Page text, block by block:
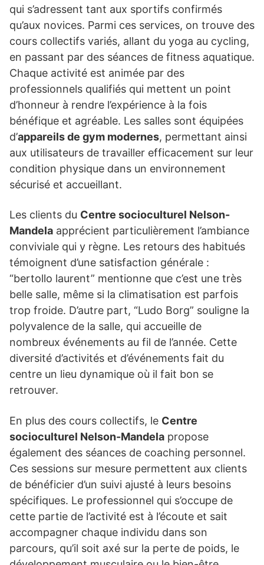
qui s’adressent tant aux sportifs confirmés
qu’aux novices. Parmi ces services, on trouve des
cours collectifs variés, allant du yoga au cycling,
en passant par des séances de fitness aquatique.
Chaque activité est animée par des
professionnels qualifiés qui mettent un point
d’honneur à rendre l’expérience à la fois
bénéfique et agréable. Les salles sont équipées
d’appareils de gym modernes, permettant ainsi
aux utilisateurs de travailler efficacement sur leur
condition physique dans un environnement
sécurisé et accueillant.
Les clients du Centre socioculturel Nelson-
Mandela apprécient particulièrement l’ambiance
conviviale qui y règne. Les retours des habitués
témoignent d’une satisfaction générale :
“bertollo laurent” mentionne que c’est une très
belle salle, même si la climatisation est parfois
trop froide. D’autre part, “Ludo Borg” souligne la
polyvalence de la salle, qui accueille de
nombreux événements au fil de l’année. Cette
diversité d’activités et d’événements fait du
centre un lieu dynamique où il fait bon se
retrouver.
En plus des cours collectifs, le Centre
socioculturel Nelson-Mandela propose
également des séances de coaching personnel.
Ces sessions sur mesure permettent aux clients
de bénéficier d’un suivi ajusté à leurs besoins
spécifiques. Le professionnel qui s’occupe de
cette partie de l’activité est à l’écoute et sait
accompagner chaque individu dans son
parcours, qu’il soit axé sur la perte de poids, le